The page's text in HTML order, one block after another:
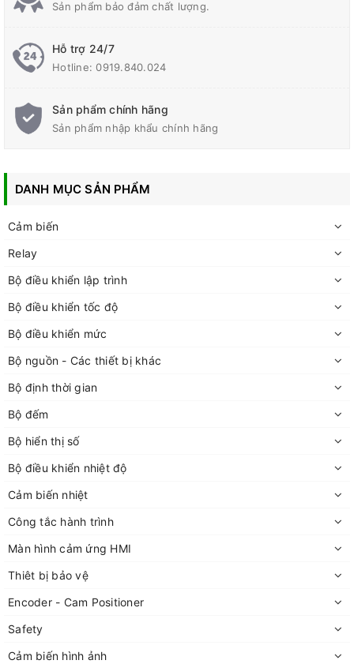
Sản phẩm bảo đảm chất lượng.
Hỗ trợ 24/7
Hotline:0919.840.024
Sản phẩm chính hãng
Sản phẩm nhập khẩu chính hãng
DANH MỤC SẢN PHẨM
Cảm biến
Relay
Bộ điều khiển lập trình
Bộ điều khiển tốc độ
Bộ điều khiển mức
Bộ nguồn - Các thiết bị khác
Bộ định thời gian
Bộ đếm
Bộ hiển thị số
Bộ điều khiển nhiệt độ
Cảm biến nhiệt
Công tắc hành trình
Màn hình cảm ứng HMI
Thiêt bị bảo vệ
Encoder - Cam Positioner
Safety
Cảm biến hình ảnh